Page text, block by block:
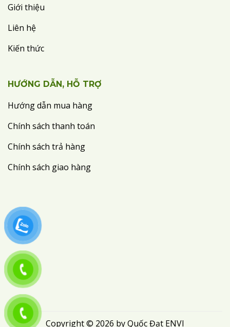
Giới thiệu
Liên hệ
Kiến thức
HƯỚNG DẪN, HỖ TRỢ
Hướng dẫn mua hàng
Chính sách thanh toán
Chính sách trả hàng
Chính sách giao hàng
Copyright © 2026 by Quốc Đạt ENVI